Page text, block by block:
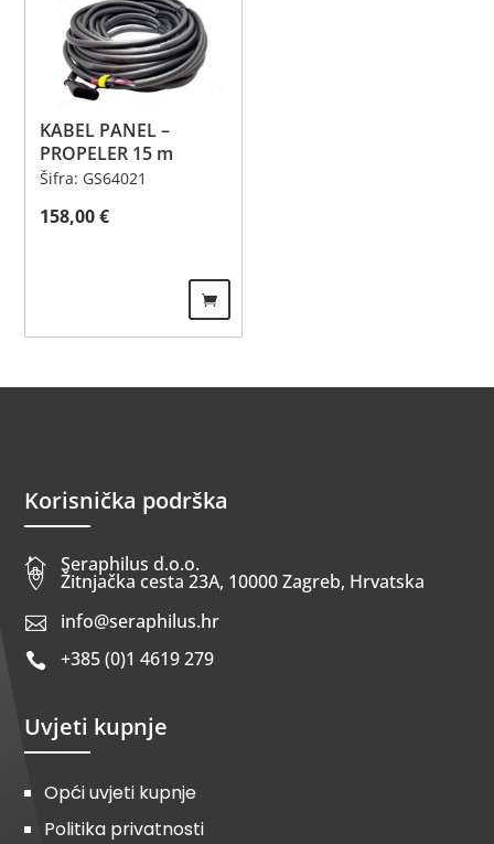
KABEL PANEL –
PROPELER 15 m
Šifra: GS64021
158,00€
Korisnička podrška
 Seraphilus d.o.o.
 Žitnjačka cesta 23A, 10000 Zagreb, Hrvatska
 info@seraphilus.hr
 +385 (0)1 4619 279
Uvjeti kupnje
Opći uvjeti kupnje
Politika privatnosti